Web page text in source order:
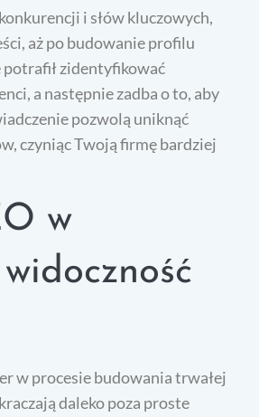
i słów kluczowych,
aż po budowanie profilu
potrafił zidentyfikować
a następnie zadba o to, aby
pozwolą uniknąć
czyniąc Twoją firmę bardziej
w
w procesie budowania trwałej
daleko poza proste